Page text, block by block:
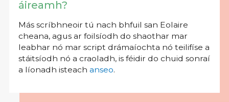
áireamh?
Más scríbhneoir tú nach bhfuil san Eolaire
cheana, agus ar foilsíodh do shaothar mar
leabhar nó mar script drámaíochta nó teilifíse a
stáitsíodh nó a craoladh, is féidir do chuid sonraí
a líonadh isteach anseo.